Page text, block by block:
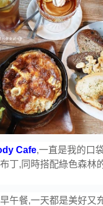
Cafe,一直是我的口
丁,同時搭配綠色森林
午餐,一天都是美好又